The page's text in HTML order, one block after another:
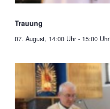
Trauung
07. August, 14:00 Uhr - 15:00 Uhr